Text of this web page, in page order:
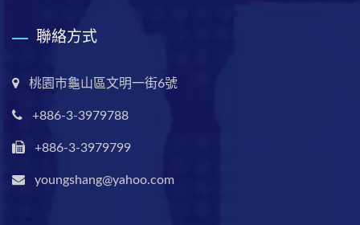
聯絡方式
桃園市龜山區文明一街6號
+886-3-3979788
+886-3-3979799
youngshang@yahoo.com